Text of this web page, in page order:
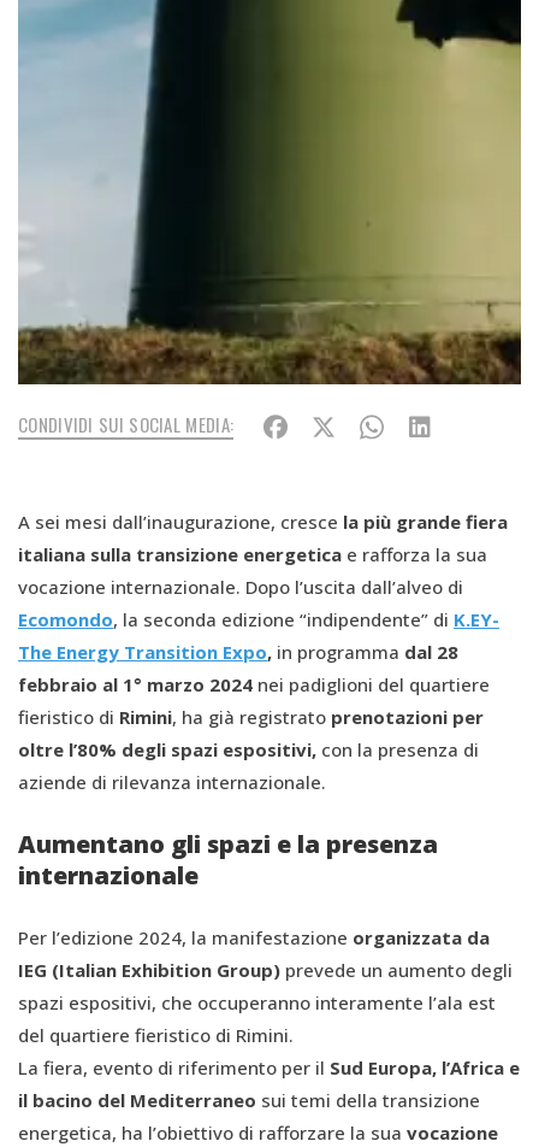
CONDIVIDI SUI SOCIAL MEDIA:
A sei mesi dall’inaugurazione, cresce la più grande fiera
italiana sulla transizione energetica e rafforza la sua
vocazione internazionale. Dopo l’uscita dall’alveo di
Ecomondo, la seconda edizione “indipendente” di K.EY-
The Energy Transition Expo, in programma dal 28
febbraio al 1° marzo 2024 nei padiglioni del quartiere
fieristico di Rimini, ha già registrato prenotazioni per
oltre l’80% degli spazi espositivi, con la presenza di
aziende di rilevanza internazionale.
Aumentano gli spazi e la presenza
internazionale
Per l’edizione 2024, la manifestazione organizzata da
IEG (Italian Exhibition Group) prevede un aumento degli
spazi espositivi, che occuperanno interamente l’ala est
del quartiere fieristico di Rimini.
La fiera, evento di riferimento per il Sud Europa, l’Africa e
il bacino del Mediterraneo sui temi della transizione
energetica, ha l’obiettivo di rafforzare la sua vocazione